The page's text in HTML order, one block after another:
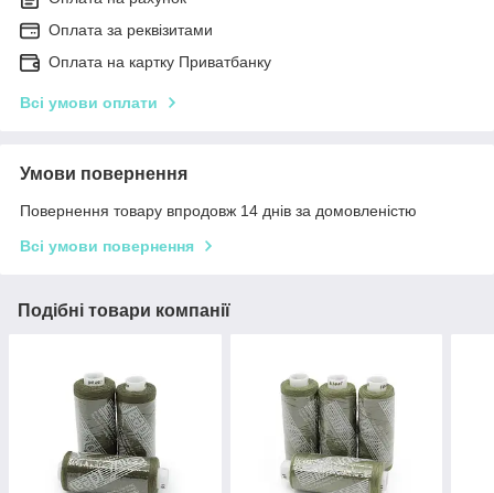
Оплата за реквізитами
Оплата на картку Приватбанку
Всі умови оплати
Умови повернення
Повернення товару впродовж 14 днів за домовленістю
Всі умови повернення
Подібні товари компанії